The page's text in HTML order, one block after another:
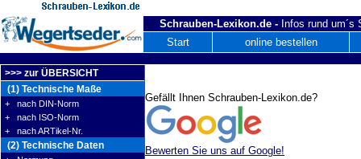
Schrauben-Lexikon.de - Infos rund um´s
Start
online bestellen
>>> zur ÜBERSICHT
(1) Technische Maße
+ nach DIN-Norm
+ nach ISO-Norm
+ nach ARTikel-Nr.
(2) Technische Daten
Gefällt Ihnen Schrauben-Lexikon.de?
Bewerten Sie uns auf Google!